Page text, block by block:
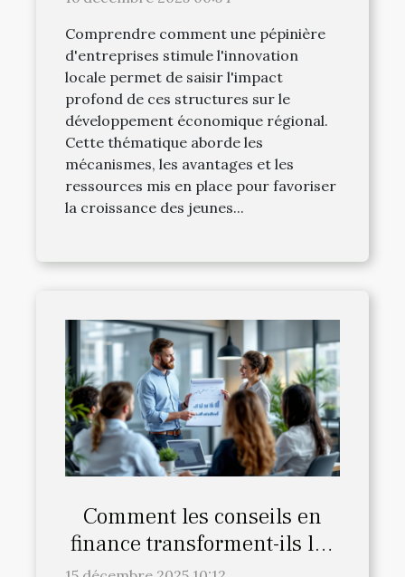
Comprendre comment une pépinière
d'entreprises stimule l'innovation
locale permet de saisir l'impact
profond de ces structures sur le
développement économique régional.
Cette thématique aborde les
mécanismes, les avantages et les
ressources mis en place pour favoriser
la croissance des jeunes...
Comment les conseils en
finance transforment-ils les
entreprises ?